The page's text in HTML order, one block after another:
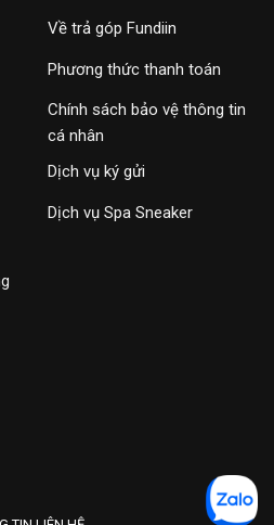
Về trả góp Fundiin
Phương thức thanh toán
Chính sách bảo vệ thông tin
cá nhân
Dịch vụ ký gửi
Dịch vụ Spa Sneaker